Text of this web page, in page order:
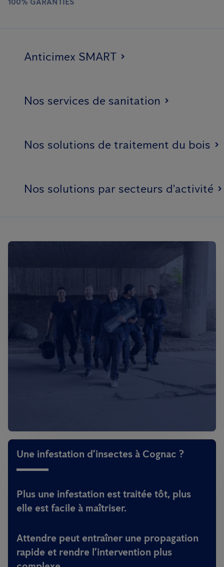
Anticimex SMART
Nos services de sanitation
Nos solutions de traitement du bois
Nos solutions par secteurs d'activité
Une infestation d’insectes à Cognac ?
Plus une infestation est traitée tôt, plus
elle est facile à maîtriser.
Attendre peut entraîner une propagation
rapide et rendre l’intervention plus